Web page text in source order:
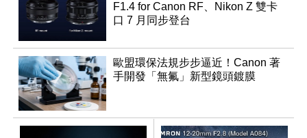
F1.4 for Canon RF、Nikon Z 雙卡
口 7 月同步登台
歐盟環保法規步步逼近！Canon 著
手開發「無氟」新型鏡頭鍍膜